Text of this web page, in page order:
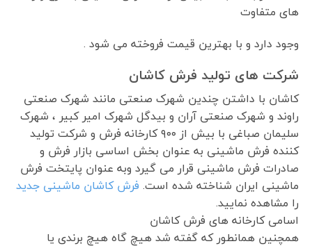
های متفاوت
وجود دارد و با بهترین قیمت فروخته می شود .
شرکت های تولید فرش کاشان
کاشان با داشتن چندین شهرک صنعتی مانند شهرک صنعتی
راوند و شهرک صنعتی آران و بیدگل شهرک امیر کبیر ، شهرک
سلیمان صباغی با بیش از ۹۰۰ کارخانه فرش و شرکت تولید
کننده فرش ماشینی به عنوان بخش اساسی بازار فرش و
صادرات فرش ماشینی قرار می گیرد وبه عنوان پایتخت فرش
ماشینی ایران شناخته شده است. فرش کاشان ماشینی جدید
را مشاهده نمایید.
اسامی کارخانه های فرش کاشان
همچنین همانطور که گفته شد هیچ گاه هیچ برندی یا